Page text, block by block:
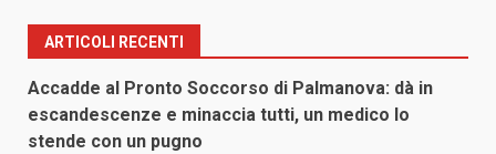
ARTICOLI RECENTI
Accadde al Pronto Soccorso di Palmanova: dà in
escandescenze e minaccia tutti, un medico lo
stende con un pugno